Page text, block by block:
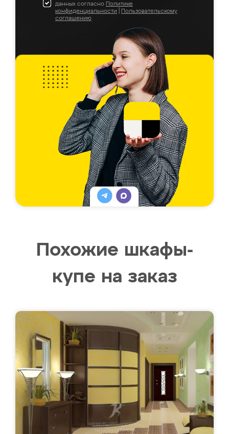
данных согласно Политике
конфиденциальности
Пользовательскому
соглашению
Похожие шкафы-
купе на заказ